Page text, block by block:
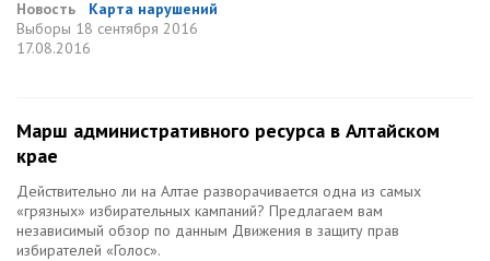
Новость
Карта нарушений
Выборы 18 сентября 2016
17.08.2016
Марш административного ресурса в Алтайском
крае
Действительно ли на Алтае разворачивается одна из самых
«грязных» избирательных кампаний? Предлагаем вам
независимый обзор по данным Движения в защиту прав
избирателей «Голос».